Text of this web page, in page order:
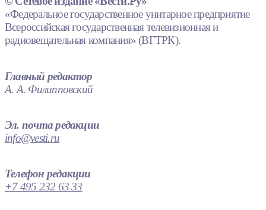
«Федеральное государственное унитарное предприятие
Всероссийская государственная телевизионная и
радиовещательная компания» (ВГТРК).
Главный редактор
А. А. Филипповский
Эл. почта редакции
info@vesti.ru
Телефон редакции
+7 495 232 63 33